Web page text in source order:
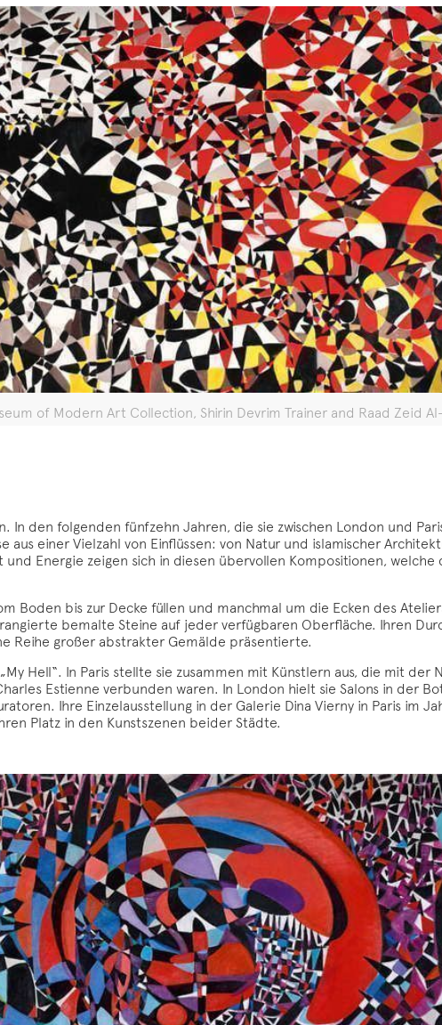
of Modern Art Collection, Shirin Devrim Trainer and Raad Zeid
In den folgenden fünfzehn Jahren, die sie zwischen London und
einer Vielzahl von Einflüssen: von Natur und islamischer
Energie zeigen sich in diesen übervollen Kompositionen, welche
Boden bis zur Decke füllen und manchmal um die Ecken des
bemalte Steine auf jeder verfügbaren Oberfläche. Ihren
Reihe großer abstrakter Gemälde präsentierte.
Hell“. In Paris stellte sie zusammen mit Künstlern aus, die mit der
Estienne verbunden waren. In London hielt sie Salons in der
Ihre Einzelausstellung in der Galerie Dina Vierny in Paris im
Platz in den Kunstszenen beider Städte.